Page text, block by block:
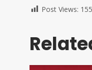
Post Views: 155